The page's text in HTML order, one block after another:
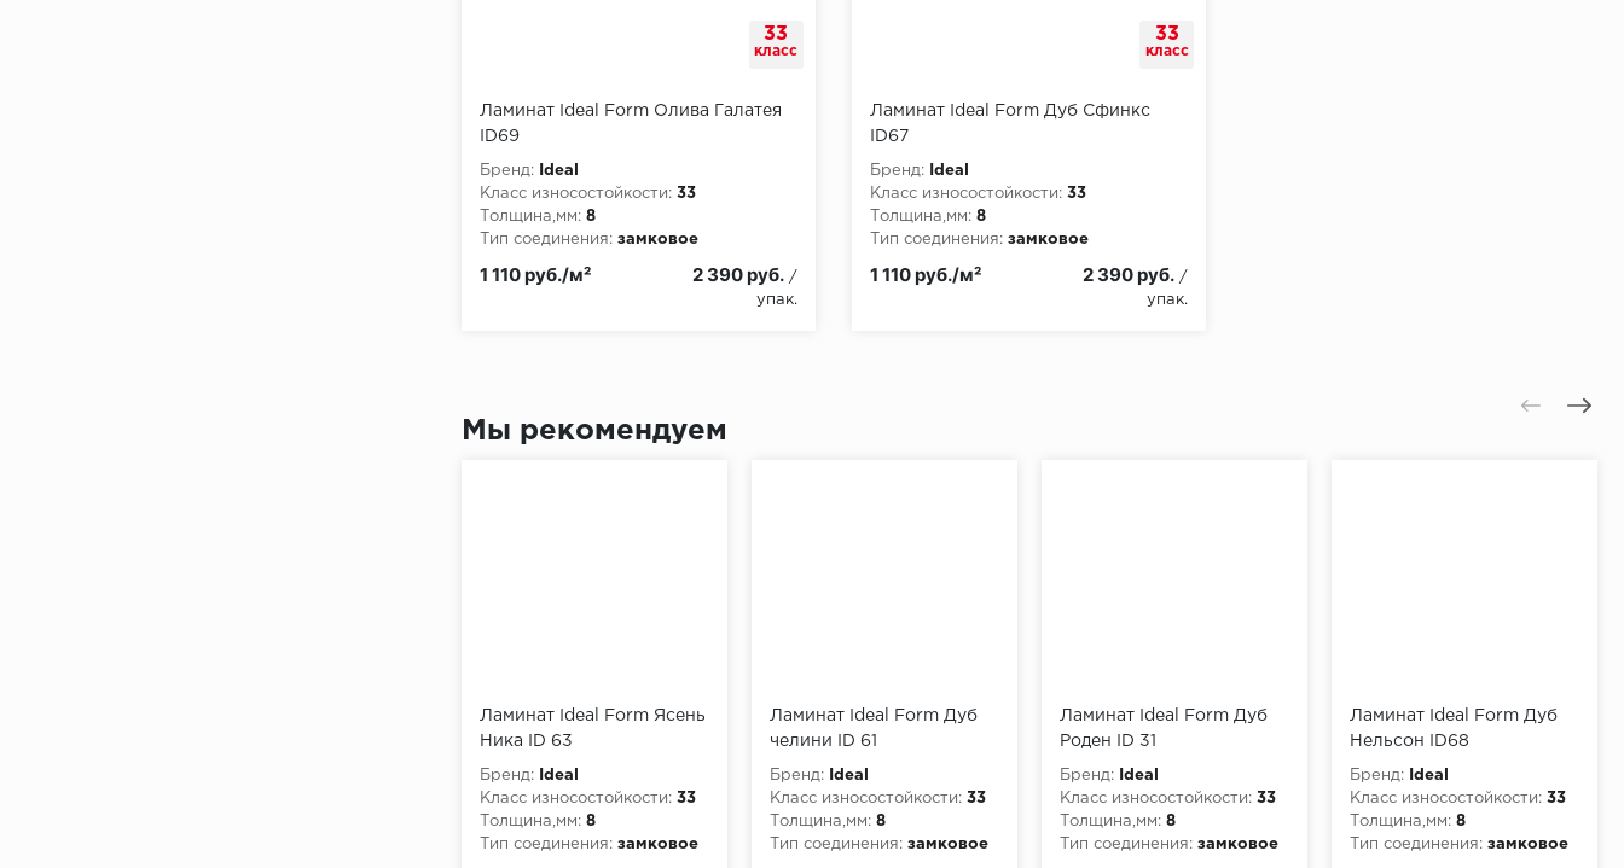
33
класс
Ламинат Ideal Form Олива Галатея
ID69
Бренд:
Ideal
Класс износостойкости: 33
Толщина,мм: 8
Тип соединения: замковое
1 110 руб./м² 2 390 руб. /
упак.
33
класс
Ламинат Ideal Form Дуб Сфинкс
ID67
Бренд:
Ideal
Класс износостойкости: 33
Толщина,мм: 8
Тип соединения: замковое
1 110 руб./м² 2 390 руб. /
упак.
Мы рекомендуем
Ламинат Ideal Form Ясень
Ника ID 63
Бренд:
Ideal
Класс износостойкости: 33
Толщина,мм: 8
Тип соединения: замковое
Ламинат Ideal Form Дуб
челини ID 61
Бренд:
Ideal
Класс износостойкости: 33
Толщина,мм: 8
Тип соединения: замковое
Ламинат Ideal Form Дуб
Роден ID 31
Бренд:
Ideal
Класс износостойкости: 33
Толщина,мм: 8
Тип соединения: замковое
Ламинат Ideal Form Дуб
Нельсон ID68
Бренд:
Ideal
Класс износостойкости: 33
Толщина,мм: 8
Тип соединения: замковое